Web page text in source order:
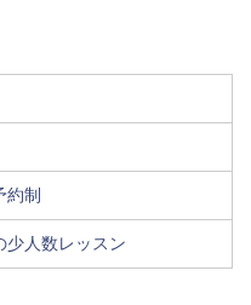
約制
少人数レッスン